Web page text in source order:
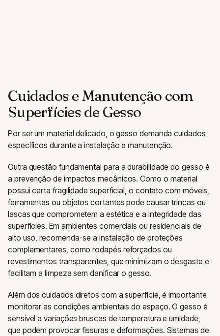
Cuidados e Manutenção com
Superfícies de Gesso
Por ser um material delicado, o gesso demanda cuidados
específicos durante a instalação e manutenção.
Outra questão fundamental para a durabilidade do gesso é
a prevenção de impactos mecânicos. Como o material
possui certa fragilidade superficial, o contato com móveis,
ferramentas ou objetos cortantes pode causar trincas ou
lascas que comprometem a estética e a integridade das
superfícies. Em ambientes comerciais ou residenciais de
alto uso, recomenda-se a instalação de proteções
complementares, como rodapés reforçados ou
revestimentos transparentes, que minimizam o desgaste e
facilitam a limpeza sem danificar o gesso.
Além dos cuidados diretos com a superfície, é importante
monitorar as condições ambientais do espaço. O gesso é
sensível a variações bruscas de temperatura e umidade,
que podem provocar fissuras e deformações. Sistemas de